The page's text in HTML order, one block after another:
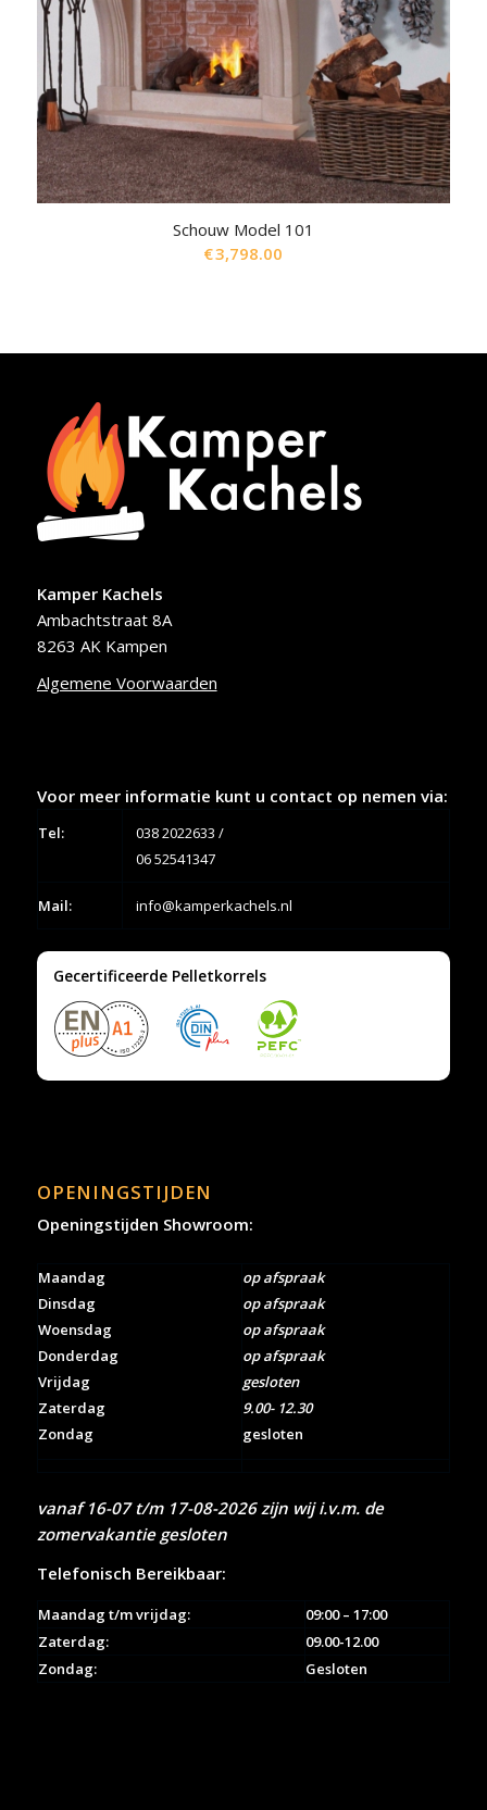
Schouw Model 101
€3,798.00
Kamper Kachels
Ambachtstraat 8A
8263 AK Kampen
Algemene Voorwaarden
Voor meer informatie kunt u contact op nemen via:
Tel: 038 2022633 /
06 52541347
Mail: info@kamperkachels.nl
Gecertificeerde Pelletkorrels
OPENINGSTIJDEN
Openingstijden Showroom:
Maandag
Dinsdag
Woensdag
Donderdag
Vrijdag
Zaterdag
Zondag
op afspraak
op afspraak
op afspraak
op afspraak
gesloten
9.00- 12.30
gesloten
vanaf 16-07 t/m 17-08-2026 zijn wij i.v.m. de
zomervakantie gesloten
Telefonisch Bereikbaar:
Maandag t/m vrijdag:
09:00 – 17:00
Zaterdag:
09.00-12.00
Zondag:
Gesloten